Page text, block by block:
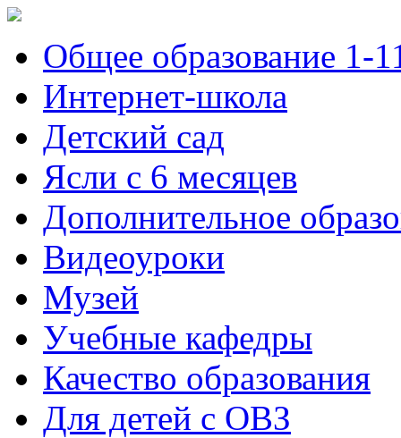
Общее образование 1-
Интернет-школа
Детский сад
Ясли с 6 месяцев
Дополнительное
Видеоуроки
Музей
Учебные кафедры
Качество образования
Для детей с ОВЗ